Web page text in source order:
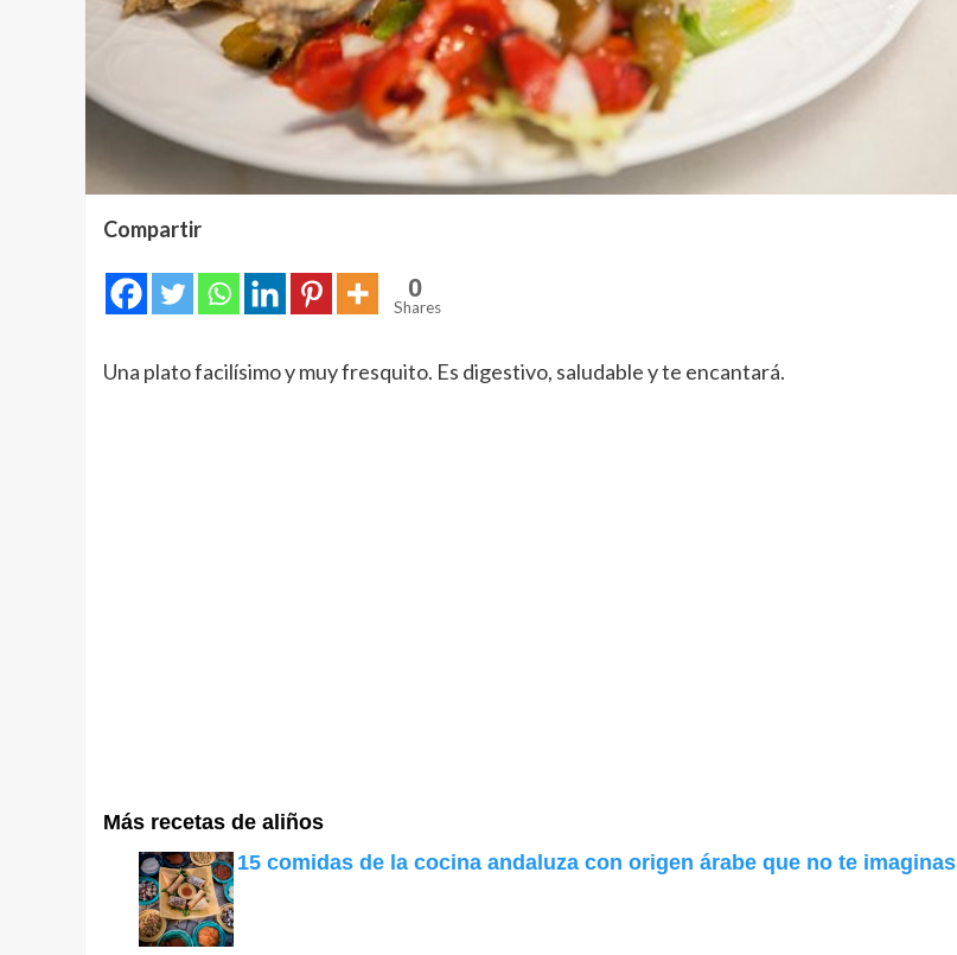
Compartir
0
Shares
Una plato facilísimo y muy fresquito. Es digestivo, saludable y te encantará.
Más recetas de aliños
15 comidas de la cocina andaluza con origen árabe que no te imaginas